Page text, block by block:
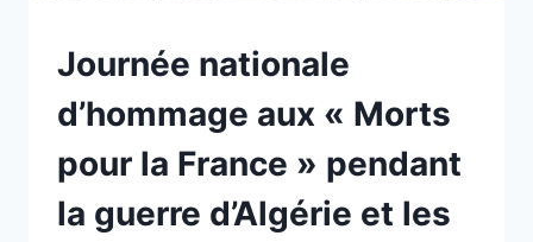
ET
DE
LA
TUNISIE
NON
CLASSÉ
Journée nationale
d’hommage aux « Morts
pour la France » pendant
la guerre d’Algérie et les